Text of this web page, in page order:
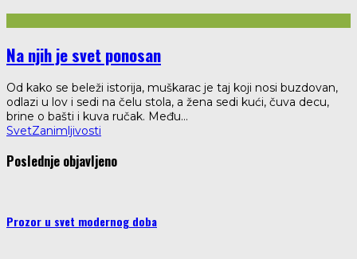
Na njih je svet ponosan
Od kako se beleži istorija, muškarac je taj koji nosi buzdovan,
odlazi u lov i sedi na čelu stola, a žena sedi kući, čuva decu,
brine o bašti i kuva ručak. Među...
SvetZanimljivosti
Poslednje objavljeno
Prozor u svet modernog doba